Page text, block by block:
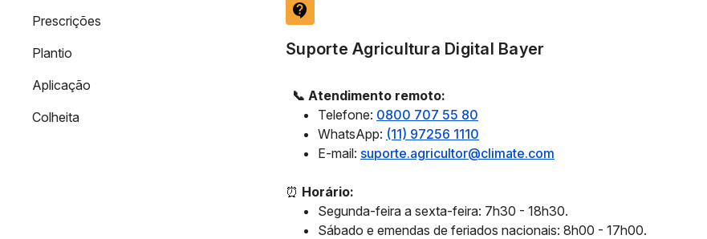
Prescrições
Plantio
Aplicação
Colheita
contact_support
Suporte Agricultura Digital Bayer
📞 Atendimento remoto:
Telefone: 0800 707 55 80
WhatsApp: (11) 97256 1110
E-mail: suporte.agricultor@climate.com
⏰ Horário:
Segunda-feira a sexta-feira: 7h30 - 18h30.
Sábado e emendas de feriados nacionais: 8h00 - 17h00.